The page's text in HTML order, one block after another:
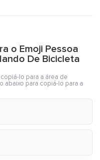
o Emoji Pessoa
De Bicicleta
lo para a área de
abaixo para copiá-lo para a